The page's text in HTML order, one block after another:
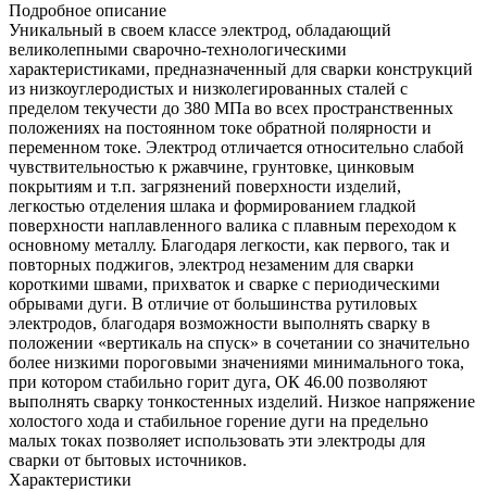
Подробное описание
Уникальный в своем классе электрод, обладающий
великолепными сварочно-технологическими
характеристиками, предназначенный для сварки конструкций
из низкоуглеродистых и низколегированных сталей с
пределом текучести до 380 МПа во всех пространственных
положениях на постоянном токе обратной полярности и
переменном токе. Электрод отличается относительно слабой
чувствительностью к ржавчине, грунтовке, цинковым
покрытиям и т.п. загрязнений поверхности изделий,
легкостью отделения шлака и формированием гладкой
поверхности наплавленного валика с плавным переходом к
основному металлу. Благодаря легкости, как первого, так и
повторных поджигов, электрод незаменим для сварки
короткими швами, прихваток и сварке с периодическими
обрывами дуги. В отличие от большинства рутиловых
электродов, благодаря возможности выполнять сварку в
положении «вертикаль на спуск» в сочетании со значительно
более низкими пороговыми значениями минимального тока,
при котором стабильно горит дуга, ОК 46.00 позволяют
выполнять сварку тонкостенных изделий. Низкое напряжение
холостого хода и стабильное горение дуги на предельно
малых токах позволяет использовать эти электроды для
сварки от бытовых источников.
Характеристики